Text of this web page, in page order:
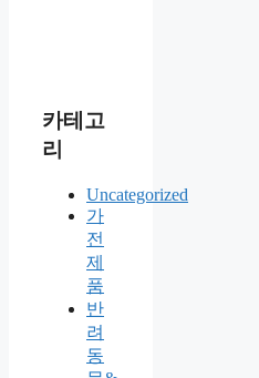
카테고
리
Uncategorized
가
전
제
품
반
려
동